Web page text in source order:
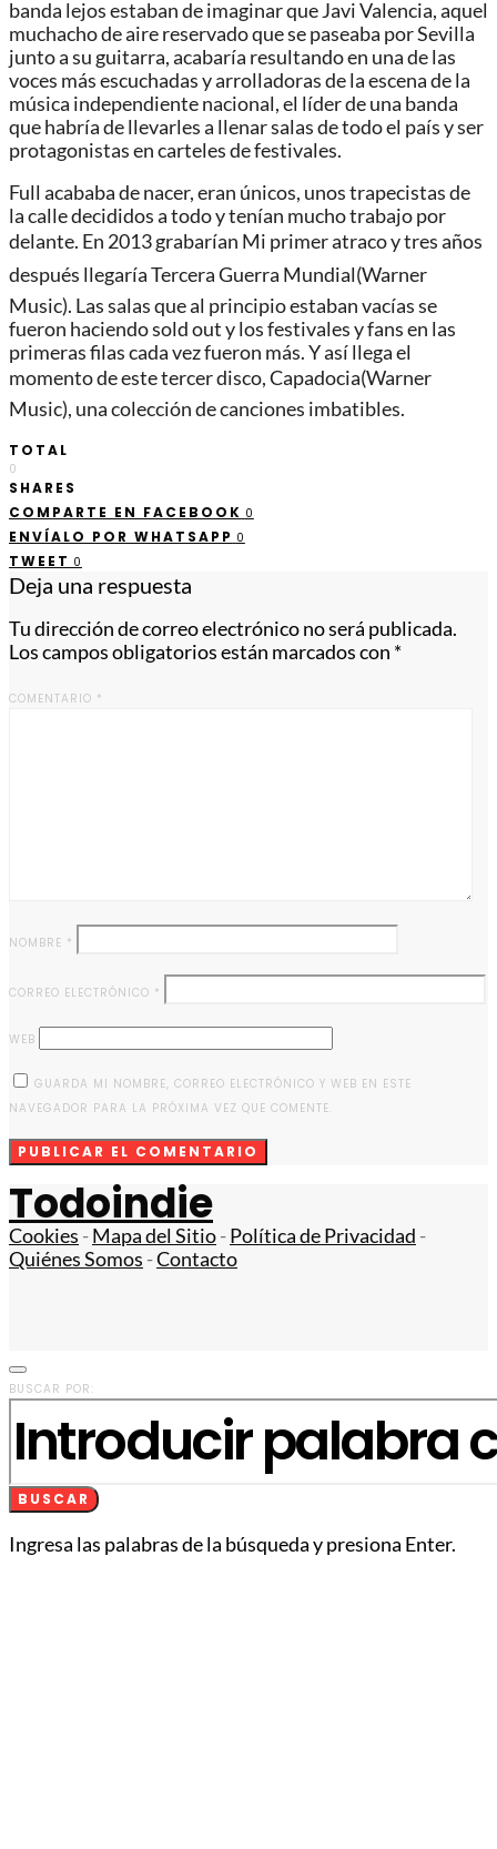
banda lejos estaban de imaginar que Javi Valencia, aquel
muchacho de aire reservado que se paseaba por Sevilla
junto a su guitarra, acabaría resultando en una de las
voces más escuchadas y arrolladoras de la escena de la
música independiente nacional, el líder de una banda
que habría de llevarles a llenar salas de todo el país y ser
protagonistas en carteles de festivales.
Full acababa de nacer, eran únicos, unos trapecistas de
la calle decididos a todo y tenían mucho trabajo por
delante. En 2013 grabarían Mi primer atraco y tres años
después llegaría Tercera Guerra Mundial(Warner
Music). Las salas que al principio estaban vacías se
fueron haciendo sold out y los festivales y fans en las
primeras filas cada vez fueron más. Y así llega el
momento de este tercer disco, Capadocia(Warner
Music), una colección de canciones imbatibles.
TOTAL
0
SHARES
COMPARTE EN FACEBOOK 0
ENVÍALO POR WHATSAPP 0
TWEET 0
Deja una respuesta
Tu dirección de correo electrónico no será publicada.
Los campos obligatorios están marcados con *
COMENTARIO *
NOMBRE *
CORREO ELECTRÓNICO *
WEB
GUARDA MI NOMBRE, CORREO ELECTRÓNICO Y WEB EN ESTE
NAVEGADOR PARA LA PRÓXIMA VEZ QUE COMENTE.
Todoindie
Cookies -Mapa del Sitio-Política de Privacidad -
Quiénes Somos -Contacto
BUSCAR POR:
BUSCAR
Ingresa las palabras de la búsqueda y presiona Enter.